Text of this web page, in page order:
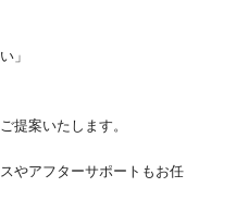
」
提案いたします。
やアフターサポートもお任